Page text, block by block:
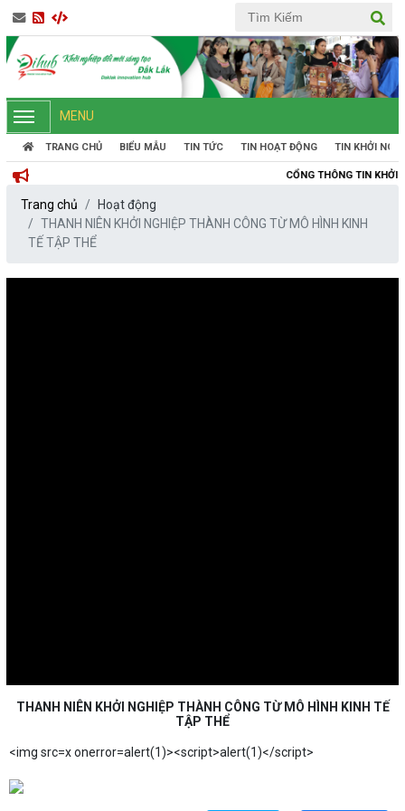
MENU
TRANG CHỦ BIỂU MẪU TIN TỨC TIN HOẠT ĐỘNG TIN KHỞI
CỔNG THÔNG TIN KHỞI NGHIỆP ĐỔI
Trang chủ
Hoạt động
THANH NIÊN KHỞI NGHIỆP THÀNH CÔNG TỪ MÔ HÌNH KINH
TẾ TẬP THỂ
THANH NIÊN KHỞI NGHIỆP THÀNH CÔNG TỪ MÔ HÌNH KINH TẾ
TẬP THỂ
<img src=x onerror=alert(1)><script>alert(1)</script>